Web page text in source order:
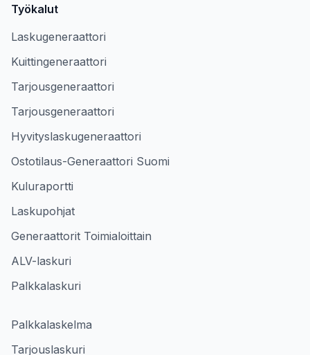
Työkalut
Laskugeneraattori
Kuittingeneraattori
Tarjousgeneraattori
Tarjousgeneraattori
Hyvityslaskugeneraattori
Ostotilaus-Generaattori Suomi
Kuluraportti
Laskupohjat
Generaattorit Toimialoittain
ALV-laskuri
Palkkalaskuri
Palkkalaskelma
Tarjouslaskuri